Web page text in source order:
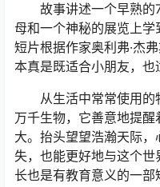
故事讲述一个早熟的7
母和一个神秘的展览上
短片根据作家奥利弗·杰
本真是既适合小朋友，也
从生活中常常使用的
万千生物，它善意地提
大。抬头望望浩瀚天际
失，也能更好地与这个
长也是有教育意义的一部